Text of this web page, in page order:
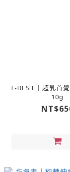
T-BEST｜超乳首
10g